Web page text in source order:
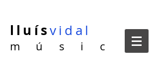
lluísvidal
m ú s i c